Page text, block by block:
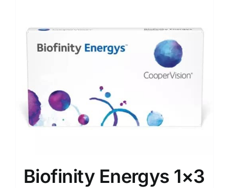
Biofinity Energys 1×3